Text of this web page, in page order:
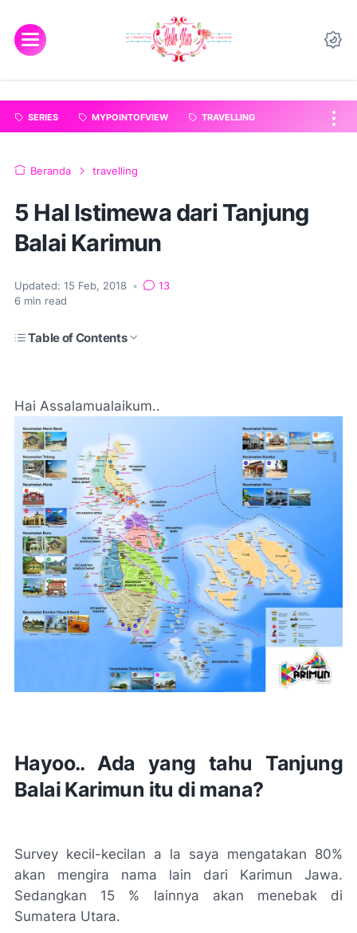
SERIES MYPOINTOFVIEW TRAVELLING
Beranda travelling
5 Hal Istimewa dari Tanjung
Balai Karimun
Updated: 15 Feb, 2018 •
13
6 min read
Table of Contents
Hai Assalamualaikum..
Hayoo.. Ada yang tahu Tanjung
Balai Karimun itu di mana?
Survey kecil-kecilan a la saya mengatakan 80%
akan mengira nama lain dari Karimun Jawa.
Sedangkan 15 % lainnya akan menebak di
Sumatera Utara.